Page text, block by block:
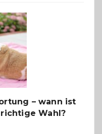
– wann ist
Wahl?